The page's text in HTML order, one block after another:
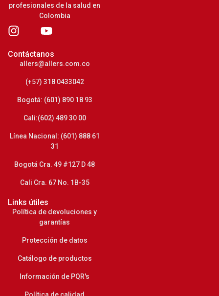
profesionales de la salud en
Colombia
Contáctanos
allers@allers.com.co
(+57) 318 0433042
Bogotá: (601) 890 18 93
Cali:(602) 489 30 00
Línea Nacional: (601) 888 61
31
Bogotá Cra. 49 #127 D 48
Cali Cra. 67 No. 1B-35
Links útiles
Política de devoluciones y
garantías
Protección de datos
Catálogo de productos
Información de PQR's